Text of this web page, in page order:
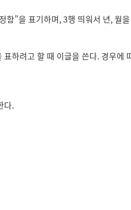
표기하며, 3행 띄워서 년, 월을
하려고 할 때 이글을 쓴다. 경우에
다.